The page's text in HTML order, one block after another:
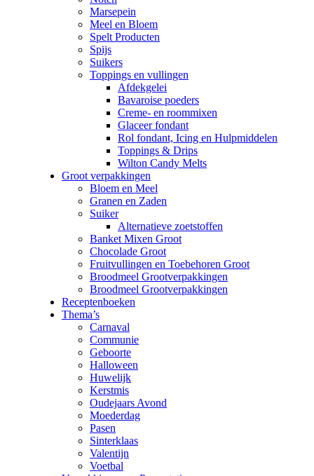
Marsepein
Meel en Bloem
Spelt Producten
Spijs
Suikers
Toppings en vullingen
Afdekgelei
Bavaroise poeders
Creme- en roommixen
Glaceer fondant
Rol fondant, Icing en Hulpmiddelen
Toppings & Drips
Wilton Candy Melts
Groot verpakkingen
Bloem en Meel
Granen en Zaden
Suiker
Alternatieve zoetstoffen
Banket Mixen Groot
Chocolade Groot
Fruitvullingen en Toebehoren Groot
Broodmeel Grootverpakkingen
Broodmeel Grootverpakkingen
Receptenboeken
Thema’s
Carnaval
Communie
Geboorte
Halloween
Huwelijk
Kerstmis
Oudejaars Avond
Moederdag
Pasen
Sinterklaas
Valentijn
Voetbal